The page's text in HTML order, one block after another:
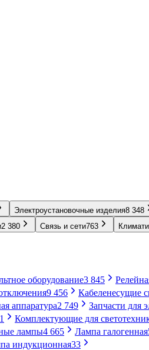
Электроустановочные изделия8 348
2 380 Связь и сети763
оборудование3 845
9 456 Кабеленесущие
аппаратура2 749 Запчасти для
Комплектующие для
лампы4 665 Лампа галогенная
индукционная33